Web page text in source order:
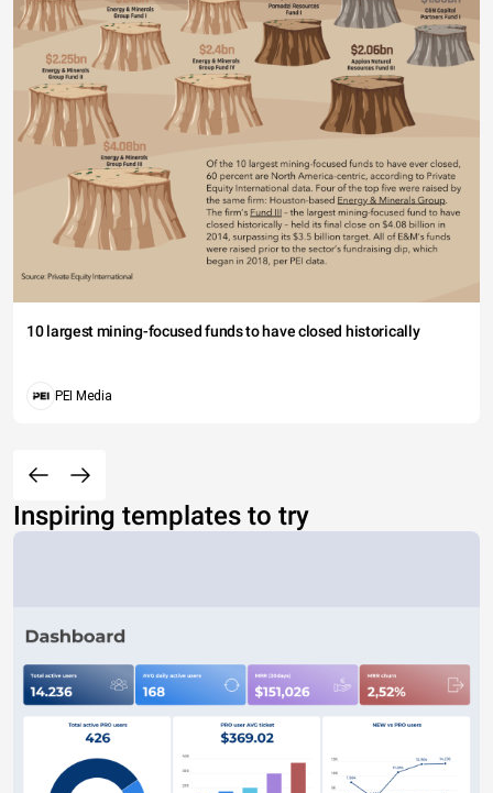
10 largest mining-focused funds to have closed historically
PEI Media
Inspiring templates to try